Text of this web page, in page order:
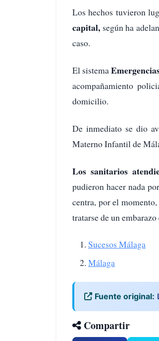
Los hechos tuvieron
capital, según ha
caso.
El sistema
acompañamiento
domicilio.
De inmediato se dio
Materno Infantil de
Los sanitarios
pudieron hacer nada
centra, por el
tratarse de un
Sucesos Málaga
Málaga
Fuente original:
Compartir